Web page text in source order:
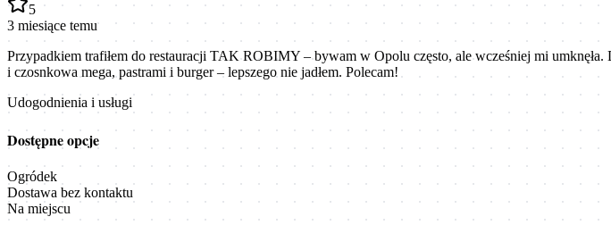
5
3 miesiące temu
Przypadkiem trafiłem do restauracji TAK ROBIMY – bywam w Opolu często, ale wcześniej mi
i czosnkowa mega, pastrami i burger – lepszego nie jadłem. Polecam!
Udogodnienia i usługi
Dostępne opcje
Ogródek
Dostawa bez kontaktu
Na miejscu